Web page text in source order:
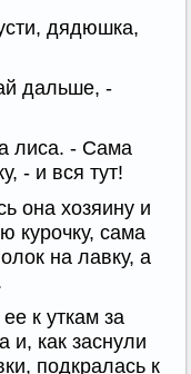
дядюшка,
дальше, -
лиса. - Сама
- и вся тут!
она хозяину и
курочку, сама
на лавку, а
к уткам за
и, как заснули
подкралась к